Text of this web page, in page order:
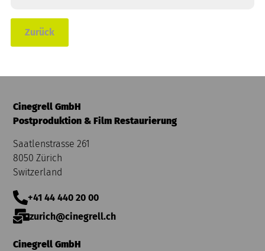
Zurück
Cinegrell GmbH
Postproduktion & Film Restaurierung
Saatlenstrasse 261
8050 Zürich
Switzerland
+41 44 440 20 00
zurich@cinegrell.ch
Cinegrell GmbH